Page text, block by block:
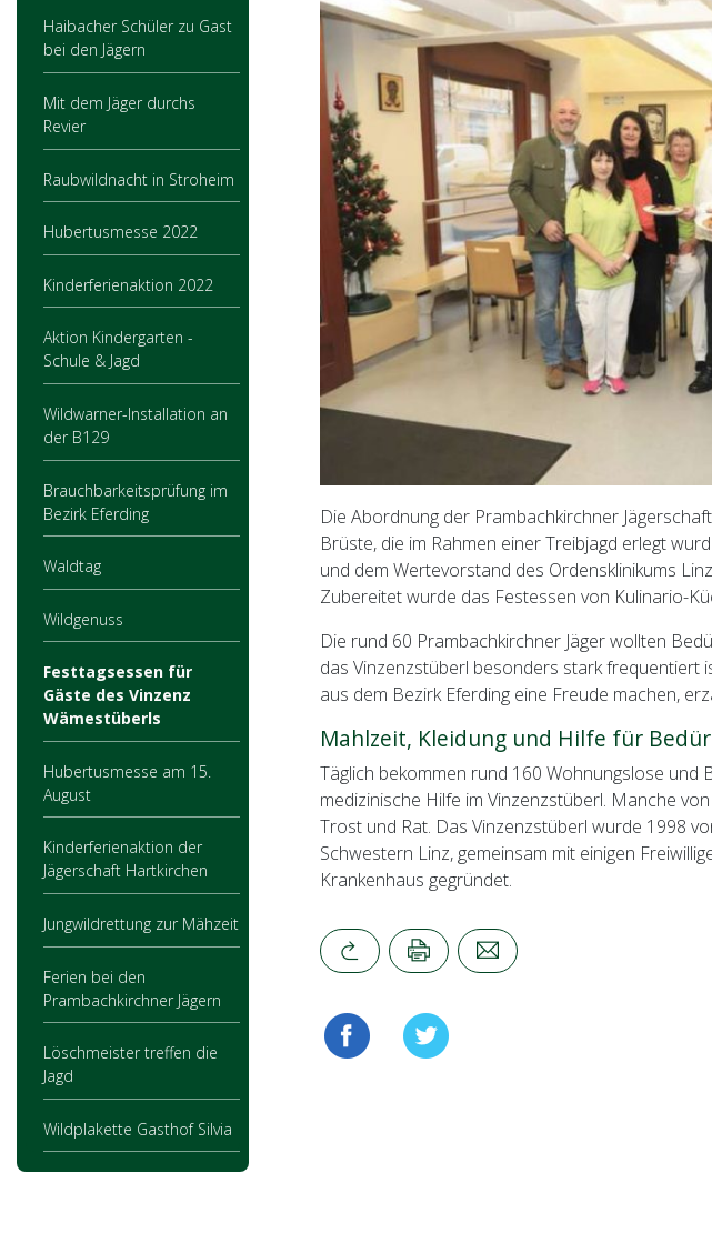
Haibacher Schüler zu Gast
bei den Jägern
Mit dem Jäger durchs
Revier
Raubwildnacht in Stroheim
Hubertusmesse 2022
Kinderferienaktion 2022
Aktion Kindergarten -
Schule & Jagd
Wildwarner-Installation an
der B129
Brauchbarkeitsprüfung im
Bezirk Eferding
Waldtag
Wildgenuss
Festtagsessen für
Gäste des Vinzenz
Wämestüberls
Hubertusmesse am 15.
August
Kinderferienaktion der
Jägerschaft Hartkirchen
Jungwildrettung zur Mähzeit
Ferien bei den
Prambachkirchner Jägern
Löschmeister treffen die
Jagd
Wildplakette Gasthof Silvia
Die Abordnung der Prambachkirchner
Brüste, die im Rahmen einer Treibjagd erlegt
und dem Wertevorstand des Ordensklinikums
Zubereitet wurde das Festessen von Kulinario-
Die rund 60 Prambachkirchner Jäger wollten
das Vinzenzstüberl besonders stark frequentiert
aus dem Bezirk Eferding eine Freude machen,
Mahlzeit, Kleidung und Hilfe für
Täglich bekommen rund 160 Wohnungslose und
medizinische Hilfe im Vinzenzstüberl. Manche
Trost und Rat. Das Vinzenzstüberl wurde 1998
Schwestern Linz, gemeinsam mit einigen
Krankenhaus gegründet.